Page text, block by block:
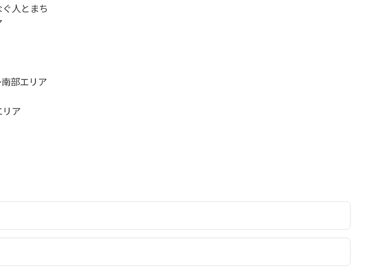
人とまち
部エリア
ア